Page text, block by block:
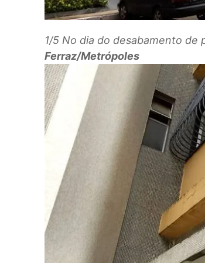
1/5 No dia do desabamento
Ferraz/Metrópoles